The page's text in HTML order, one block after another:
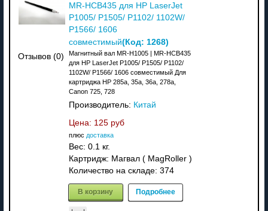
Отзывов (0)
MR-HCB435 для HP LaserJet
P1005/ P1505/ P1102/ 1102W/
P1566/ 1606
совместимый(Код: 1268)
Магнитный вал MR-H1005 | MR-HCB435
для HP LaserJet P1005/ P1505/ P1102/
1102W/ P1566/ 1606 совместимый Для
картриджа HP 285a, 35a, 36a, 278a,
Canon 725, 728
Производитель: Китай
Цена: 125 руб
плюс доставка
Вес: 0.1 кг.
Картридж: Магвал ( MagRoller )
Количество на складе: 374
В корзину Подробнее